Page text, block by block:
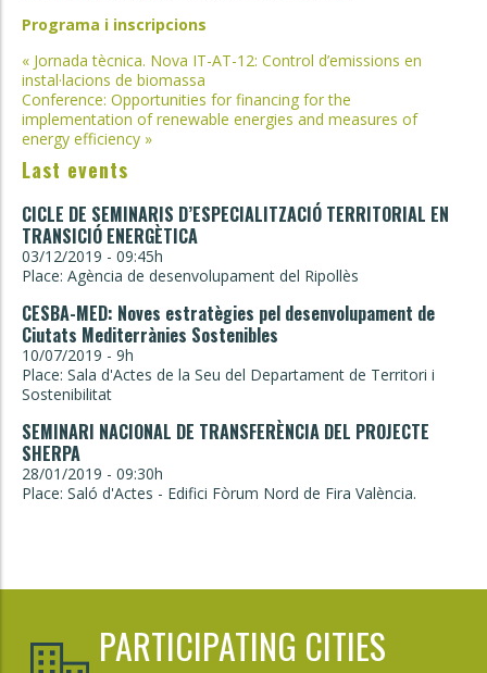
Programa i inscripcions
Post
navigation
« Jornada tècnica. Nova IT-AT-12: Control d’emissions en
instal·lacions de biomassa
Conference: Opportunities for financing for the
implementation of renewable energies and measures of
energy efficiency »
Last events
CICLE DE SEMINARIS D’ESPECIALITZACIÓ TERRITORIAL EN
TRANSICIÓ ENERGÈTICA
03/12/2019 - 09:45h
Place: Agència de desenvolupament del Ripollès
CESBA-MED: Noves estratègies pel desenvolupament de
Ciutats Mediterrànies Sostenibles
10/07/2019 - 9h
Place: Sala d'Actes de la Seu del Departament de Territori i
Sostenibilitat
SEMINARI NACIONAL DE TRANSFERÈNCIA DEL PROJECTE
SHERPA
28/01/2019 - 09:30h
Place: Saló d'Actes - Edifici Fòrum Nord de Fira València.
PARTICIPATING CITIES